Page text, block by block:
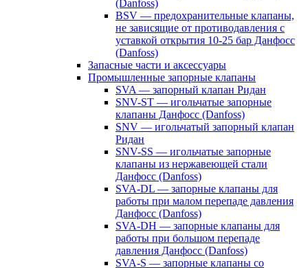
(Danfoss)
BSV — предохранительные клапаны,
не зависящие от противодавления с
уставкой открытия 10-25 бар Данфосс
(Danfoss)
Запасные части и аксессуары
Промышленные запорные клапаны
SVA — запорный клапан Ридан
SNV-ST — игольчатые запорные
клапаны Данфосс (Danfoss)
SNV — игольчатый запорный клапан
Ридан
SNV-SS — игольчатые запорные
клапаны из нержавеющей стали
Данфосс (Danfoss)
SVA-DL — запорные клапаны для
работы при малом перепаде давления
Данфосс (Danfoss)
SVA-DH — запорные клапаны для
работы при большом перепаде
давления Данфосс (Danfoss)
SVA-S — запорные клапаны со